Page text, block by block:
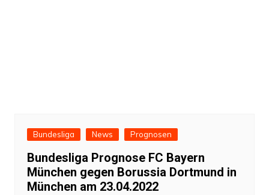
Bundesliga News Prognosen
Bundesliga Prognose FC Bayern
München gegen Borussia Dortmund in
München am 23.04.2022